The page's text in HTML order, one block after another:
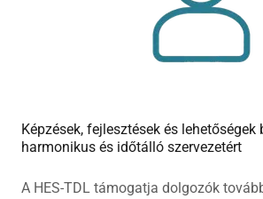
Képzések, fejlesztések és
harmonikus és időtálló szervezetért
A HES-TDL támogatja dolgozók